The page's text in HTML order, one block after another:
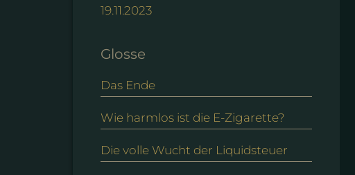
19.11.2023
Glosse
Das Ende
Wie harmlos ist die E-Zigarette?
Die volle Wucht der Liquidsteuer